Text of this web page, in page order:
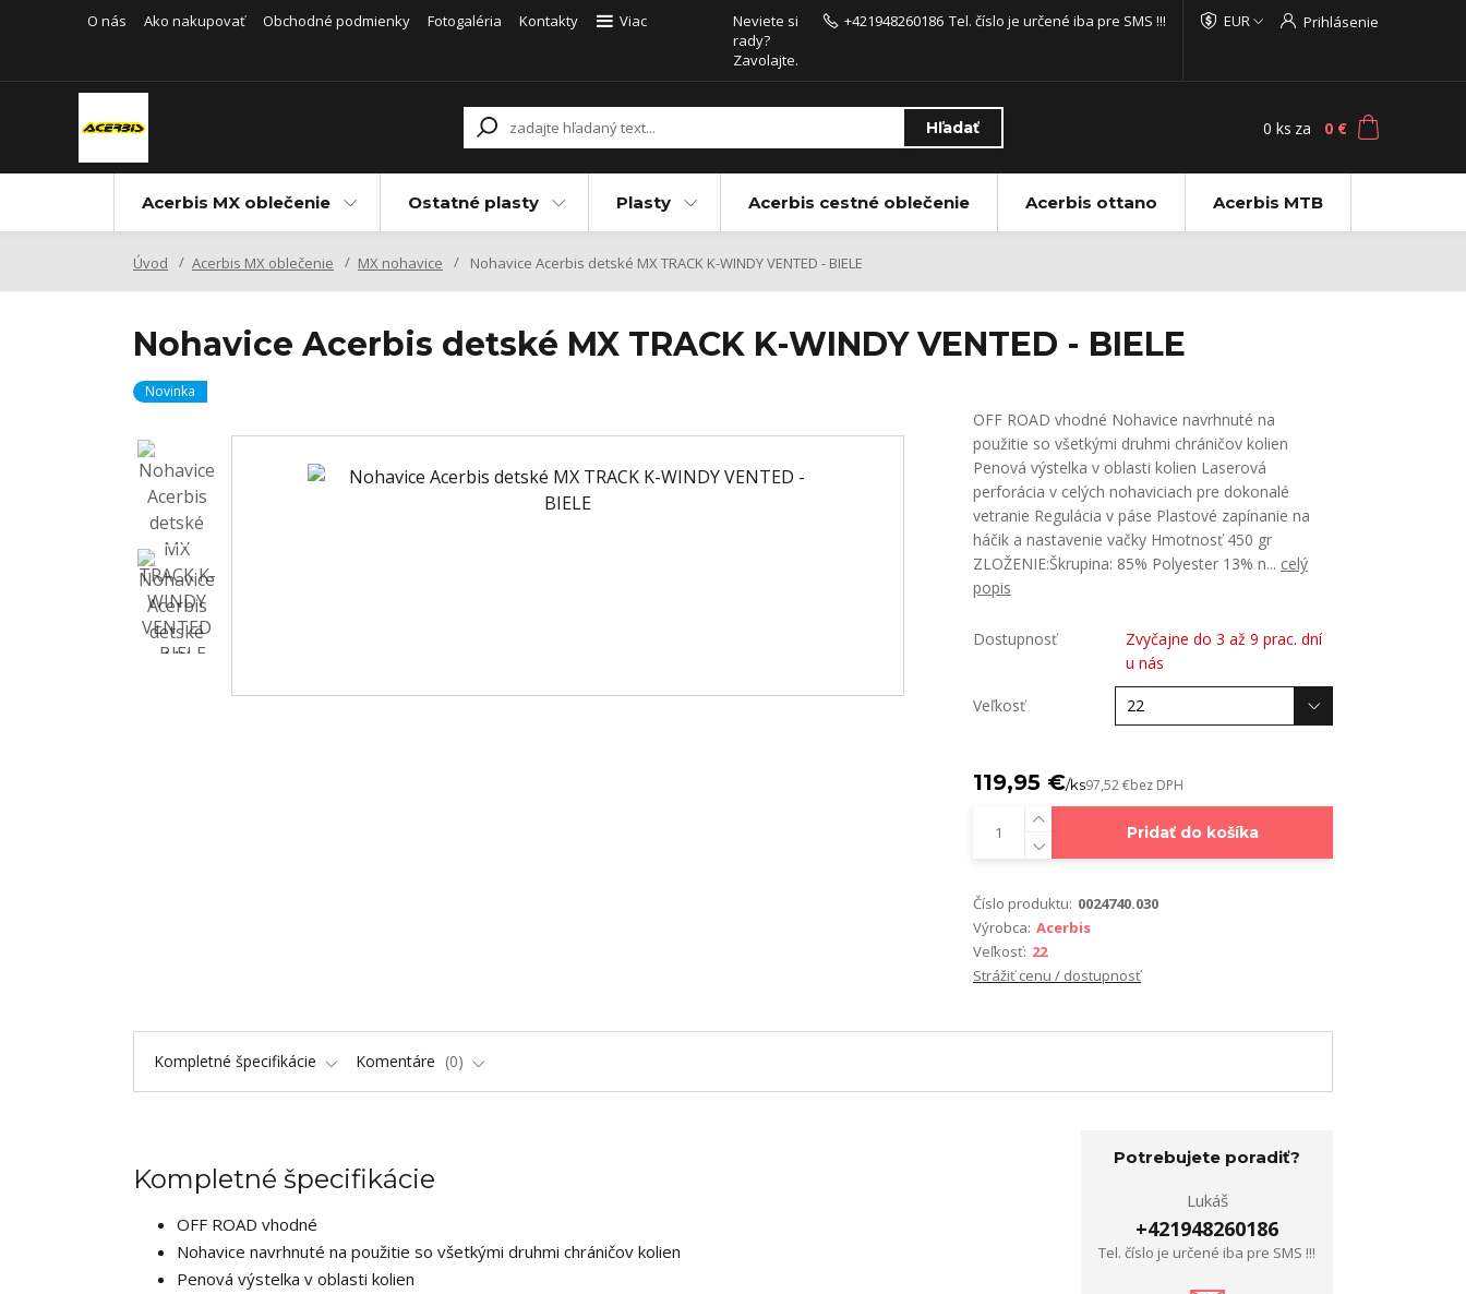
O nás Ako nakupovať Obchodné podmienky Fotogaléria Kontakty Viac EUR Prihlásenie
Hľadať
Neviete si
rady?
Zavolajte.
+421948260186 Tel. číslo je určené iba pre SMS !!!
0 ks za 0 €
Acerbis MX oblečenie Ostatné plasty Plasty Acerbis cestné oblečenie Acerbis ottano Acerbis MTB
Úvod Acerbis MX oblečenie MX nohavice Nohavice Acerbis detské MX TRACK K-WINDY VENTED - BIELE
Nohavice Acerbis detské MX TRACK K-WINDY VENTED - BIELE
Novinka
OFF ROAD vhodné Nohavice navrhnuté na
použitie so všetkými druhmi chráničov kolien
Penová výstelka v oblasti kolien Laserová
perforácia v celých nohaviciach pre dokonalé
vetranie Regulácia v páse Plastové zapínanie na
háčik a nastavenie vačky Hmotnosť 450 gr
ZLOŽENIE:Škrupina: 85% Polyester 13% n... celý
popis
Dostupnosť
Zvyčajne do 3 až 9 prac. dní
u nás
Veľkosť
119,95 €/ks97,52 €bez DPH
Pridať do košíka
Číslo produktu: 0024740.030
Výrobca: Acerbis
Veľkosť: 22
Strážiť cenu / dostupnosť
Kompletné špecifikácie Komentáre 0
Kompletné špecifikácie
OFF ROAD vhodné
Nohavice navrhnuté na použitie so všetkými druhmi chráničov kolien
Penová výstelka v oblasti kolien
Potrebujete poradiť?
Lukáš
+421948260186
Tel. číslo je určené iba pre SMS !!!